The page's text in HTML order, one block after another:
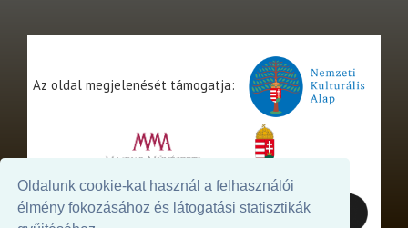
Oldalunk cookie-kat használ a felhasználói
élmény fokozásához és látogatási statisztikák
Az oldal megjelenését támogatja: